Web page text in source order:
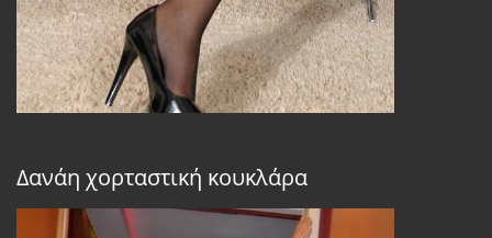
Δανάη χορταστική κουκλάρα